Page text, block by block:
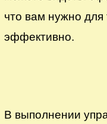
что вам нужно для
эффективно.
В выполнении